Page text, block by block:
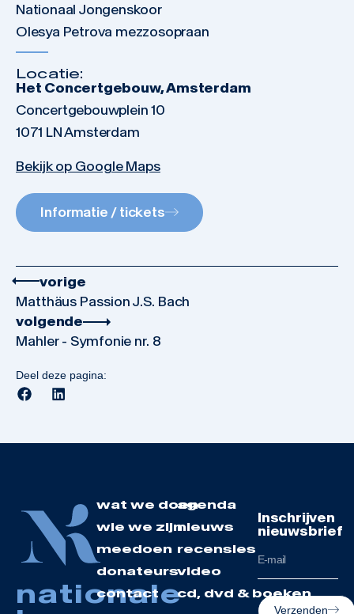
Nationaal Jongenskoor
Olesya Petrova mezzosopraan
Locatie:
Het Concertgebouw, Amsterdam
Concertgebouwplein 10
1071 LN Amsterdam
Bekijk op Google Maps
Informatie / tickets
vorige
Matthäus Passion J.S. Bach
volgende
Mahler - Symfonie nr. 8
Deel deze pagina:
nationale
wat we doen
wie we zijn
meedoen
donateurs
contact
agenda
nieuws
recensies
video
cd, dvd & boeken
Inschrijven
nieuwsbrief
Verzenden